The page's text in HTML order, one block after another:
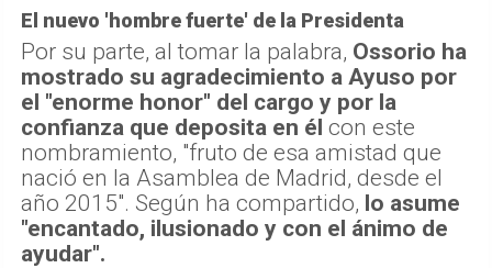
El nuevo 'hombre fuerte' de la Presidenta
Por su parte, al tomar la palabra, Ossorio ha
mostrado su agradecimiento a Ayuso por
el "enorme honor" del cargo y por la
confianza que deposita en él con este
nombramiento, "fruto de esa amistad que
nació en la Asamblea de Madrid, desde el
año 2015". Según ha compartido, lo asume
"encantado, ilusionado y con el ánimo de
ayudar".